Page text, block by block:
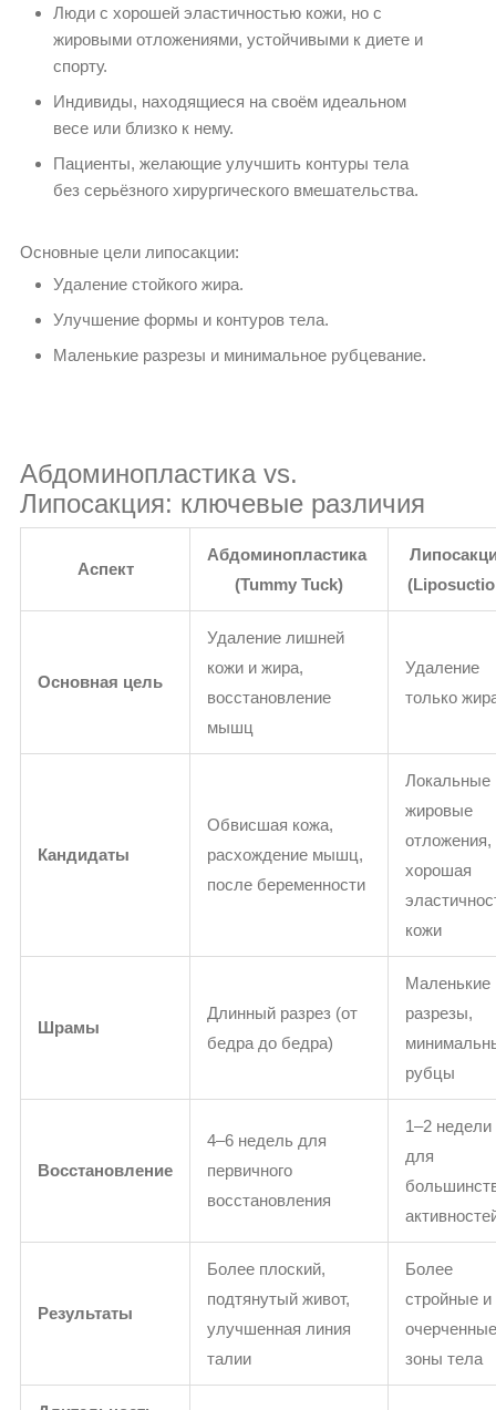
Люди с хорошей эластичностью кожи, но с
жировыми отложениями, устойчивыми к диете и
спорту.
Индивиды, находящиеся на своём идеальном
весе или близко к нему.
Пациенты, желающие улучшить контуры тела
без серьёзного хирургического вмешательства.
Основные цели липосакции:
Удаление стойкого жира.
Улучшение формы и контуров тела.
Маленькие разрезы и минимальное рубцевание.
Абдоминопластика vs.
Липосакция: ключевые различия
Аспект
Абдоминопластика
(Tummy Tuck)
Основная цель
Удаление лишней
кожи и жира,
восстановление
мышц
Удаление
только
Кандидаты
Обвисшая кожа,
расхождение мышц,
после беременности
Локальные
жировые
отложения,
хорошая
кожи
Шрамы
Длинный разрез (от
бедра до бедра)
Маленькие
разрезы,
рубцы
Восстановление
4–6 недель для
первичного
восстановления
1–2 недели
для
Результаты
Более плоский,
подтянутый живот,
улучшенная линия
талии
Более
стройные и
зоны тела